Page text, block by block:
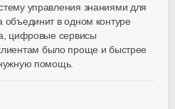
управления знаниями для
объединит в одном контуре
, цифровые сервисы
было проще и быстрее
помощь.